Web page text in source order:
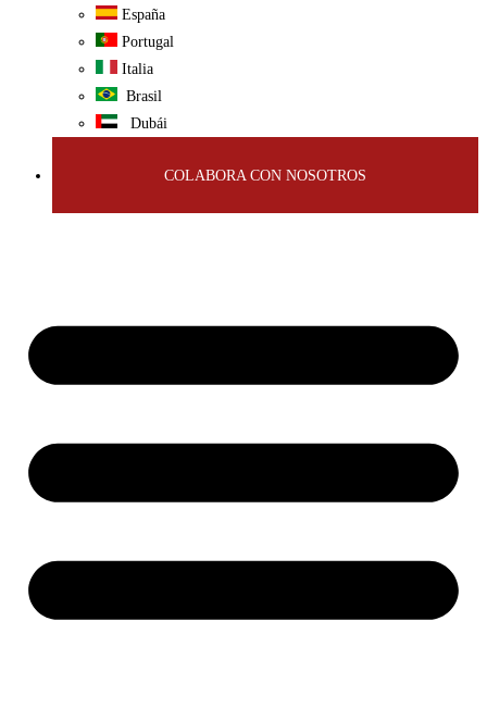
España
Portugal
Italia
Brasil
Dubái
COLABORA CON NOSOTROS